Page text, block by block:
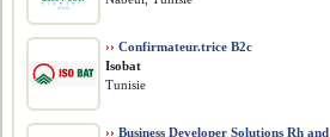
›› Confirmateur.trice B2c
Isobat
Tunisie
›› Business Developer Solutions Rh and